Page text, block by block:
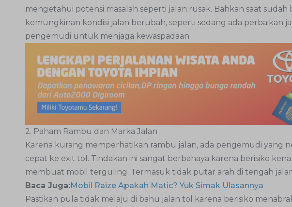
mengetahui potensi masalah seperti jalan rusak. Bahkan saat sudah
kemungkinan kondisi jalan berubah, seperti sedang ada perbaikan
pengemudi untuk menjaga kewaspadaan.
2. Paham Rambu dan Marka Jalan
Karena kurang memperhatikan rambu jalan, ada pengemudi yang
cepat ke exit tol. Tindakan ini sangat berbahaya karena berisiko
membuat mobil terguling. Termasuk tidak putar arah di tengah
Baca Juga:Mobil Raize Apakah Matic? Yuk Simak Ulasannya
Pastikan pula tidak melaju di bahu jalan tol karena berisiko